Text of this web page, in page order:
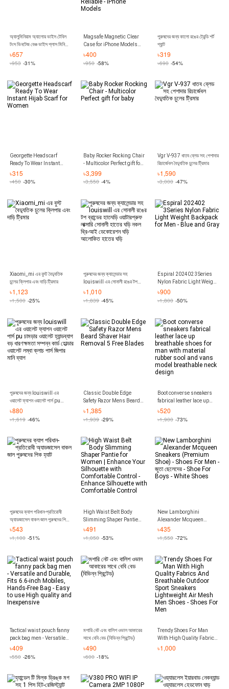
অ্যালুমিনিয়াম অ্যালোয় ভাইস টেবিল
টংস ভিনটেজ বেঞ্চ ভাইস প্লাস মিনি
ক্ল্যাম্প diy টুল সানলাইট মল
৳657
৳953 -31%
Magsafe Magnetic Clear
Case for iPhone Models
Shockproof Back Cover -
৳400
৳950 -58%
পুরুষদের জন্য কালো রঙের ট্রেন্ডি শর্ট
প্যান্ট
৳319
৳690 -54%
Georgette Headscarf
Ready To Wear Instant
Hijab Scarf for Women
৳315
৳450 -30%
Baby Rocker Rocking Chair
- Multicolor Perfect gift for
baby
৳3,399
৳3,550 -4%
Vgr V-937 ধাতব ব্লেড সহ পেশাদার
রিচার্জেবল বৈদ্যুতিক চুলের ট্রিমার
৳1,590
৳3,000 -47%
Xiaomi_mi এর বুস্ট বৈদ্যুতিক
চুলের ক্লিপার এবং দাড়ি ট্রিমার
৳1,123
৳1,500 -25%
পুরুষদের জন্য ক্যালেন্ডার সহ
louiswill এর সোনালী রঙের টপ
ব্রান্ডের হাতঘড়ি ওয়াটারপ্রুফ লাক্সারি
সোনালী হাতের ঘড়ি নকল থ্রি-আই
ডেকোরেশন ঘড়ি আলোকিত হাতের ঘড়ি
৳1,010
৳1,839 -45%
Espiral 202402 3Series
Nylon Fabric Light Weight
Backpack for Men - Blue
৳900
৳1,800 -50%
পুরুষদের জন্য louiswill এর
ওয়ালেট ফ্যাশন ওয়ালেট পার্স pu
চামড়ার ওয়ালেট হ্যান্ডব্যাগ বড়
৳880
৳1,619 -46%
Classic Double Edge
Safety Razor Mens Beard
Shaver Hair Removal 5
৳1,385
৳1,939 -29%
Boot converse sneakers
fabrical leather lace up
breathable shoes for man
৳520
৳1,900 -73%
পুরুষদের ক্যাপ পরিধান-প্রতিরোধী
অ্যাডজাসেল বাকল জাল পুরুষদের পিক
হ্যাট
৳543
৳1,100 -51%
High Waist Belt Body
Slimming Shaper Pantie
for Women | Enhance Your
Comfortable Control
৳491
৳1,050 -53%
New Lamborghini
Alexander Mcqueen
Sneakers (Premium Shoe)
৳435
৳1,550 -72%
Tactical waist pouch fanny
pack bag men - Versatile
and Durable, Fits 6.6-inch
৳409
৳550 -26%
মশারি নেট এবং বালিশ ওভাল আকারের
সাথে বেবি বেড (বিভিন্ন প্রিন্টেড)
৳490
৳600 -18%
Trendy Shoes For Man
With High Quality Fabrics
And Breathable Outdoor
Sport Sneakers
Men
৳1,000